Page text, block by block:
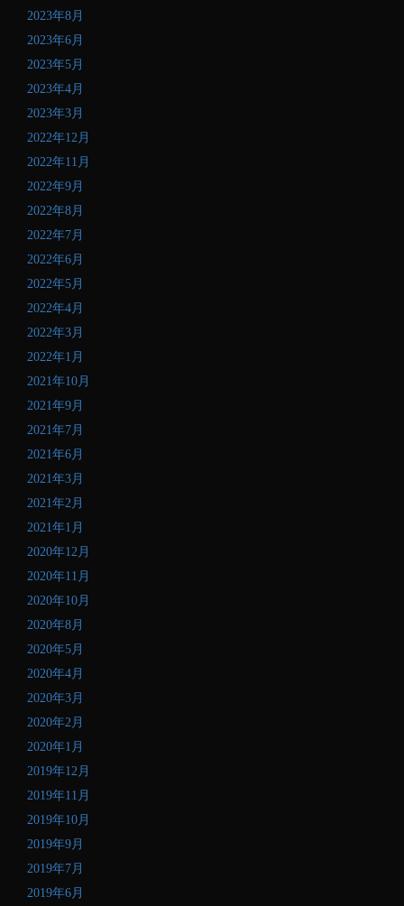
2023年8月
2023年6月
2023年5月
2023年4月
2023年3月
2022年12月
2022年11月
2022年9月
2022年8月
2022年7月
2022年6月
2022年5月
2022年4月
2022年3月
2022年1月
2021年10月
2021年9月
2021年7月
2021年6月
2021年3月
2021年2月
2021年1月
2020年12月
2020年11月
2020年10月
2020年8月
2020年5月
2020年4月
2020年3月
2020年2月
2020年1月
2019年12月
2019年11月
2019年10月
2019年9月
2019年7月
2019年6月